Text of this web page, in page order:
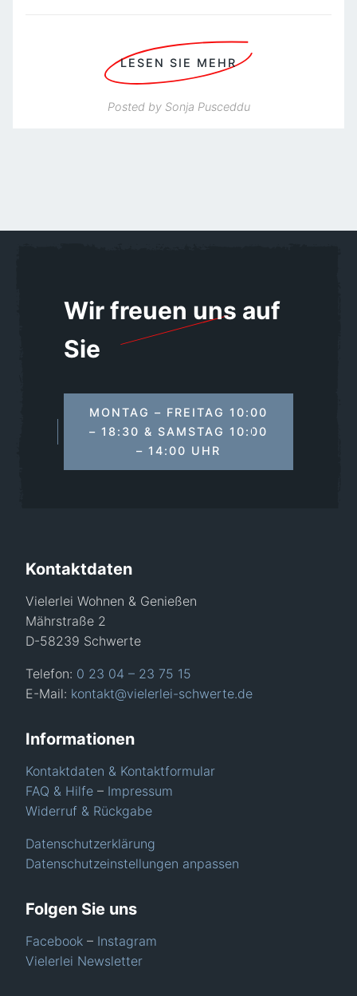
LESEN SIE MEHR
Posted by Sonja Pusceddu
Wir freuen uns auf
Sie
MONTAG – FREITAG 10:00
– 18:30 & SAMSTAG 10:00
– 14:00 UHR
Kontaktdaten
Vielerlei Wohnen & Genießen
Mährstraße 2
D-58239 Schwerte
Telefon: 0 23 04 – 23 75 15
E-Mail: kontakt@vielerlei-schwerte.de
Informationen
Kontaktdaten & Kontaktformular
FAQ & Hilfe – Impressum
Widerruf & Rückgabe
Datenschutzerklärung
Datenschutzeinstellungen anpassen
Folgen Sie uns
Facebook – Instagram
Vielerlei Newsletter